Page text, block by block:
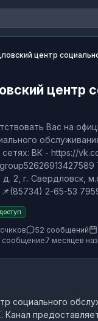
центр
центр
Вас на
сетях: ВК - https://
д. 2, г. Свердловск,
2-65-53
52 сообщений
сообщение7 месяцев
социального
Канал